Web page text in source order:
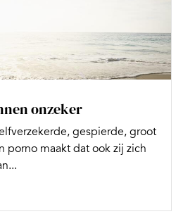
onzeker
gespierde, groot
porno maakt dat ook zij zich